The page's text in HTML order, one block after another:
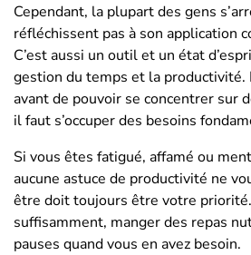
Cependant, la plupart des gens
réfléchissent pas à son application
C’est aussi un outil et un état
gestion du temps et la productivité.
avant de pouvoir se concentrer sur
il faut s’occuper des besoins
Si vous êtes fatigué, affamé ou
aucune astuce de productivité ne
être doit toujours être votre
suffisamment, manger des repas
pauses quand vous en avez besoin.